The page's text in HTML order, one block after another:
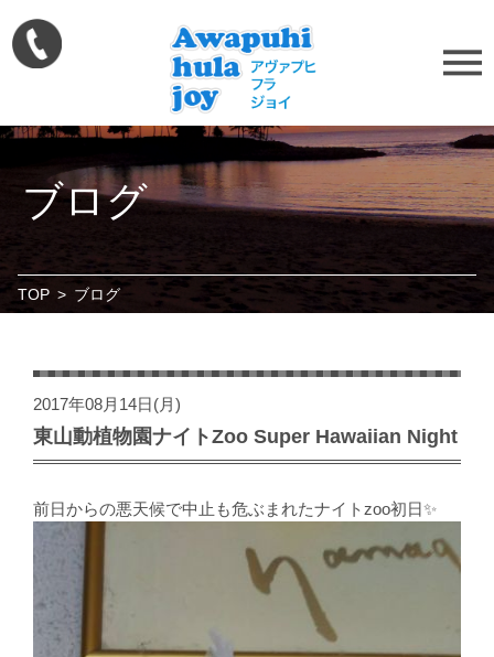
ブログ
TOP > ブログ
2017年08月14日(月)
東山動植物園ナイトZoo Super Hawaiian Night
前日からの悪天候で中止も危ぶまれたナイトzoo初日✨